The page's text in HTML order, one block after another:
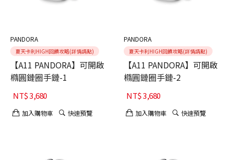
PANDORA
夏天卡利HIGH回饋攻略(詳情請點)
【A11 PANDORA】可開啟
橢圓鏈圈手鏈-1
NT$3,680
加入購物車 快速預覽
PANDORA
夏天卡利HIGH回饋攻略(詳情請點)
【A11 PANDORA】可開啟
橢圓鏈圈手鏈-2
NT$3,680
加入購物車 快速預覽